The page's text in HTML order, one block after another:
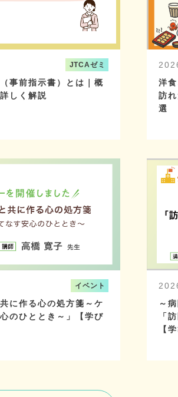
JTCAゼミ
事前指示書）とは｜概
しく解説
洋
訪
選
イベント
に作る心の処方箋～ケ
のひととき～」【学び
～
「
【